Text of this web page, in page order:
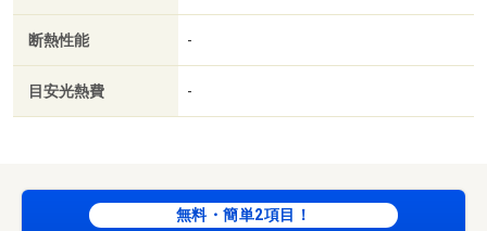
断熱性能 -
目安光熱費 -
無料・簡単2項目！